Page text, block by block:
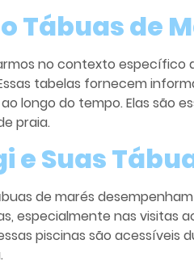
Tábuas de
no contexto específico
tabelas fornecem
longo do tempo. Elas são
praia.
e Suas
de marés
especialmente nas visitas
piscinas são acessíveis